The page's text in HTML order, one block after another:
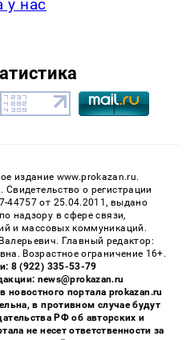
у нас
издание www.prokazan.ru.
о регистрации
от 25.04.2011, выдано
надзору в сфере связи,
и массовых коммуникаций.
Главный редактор:
Возрастное ограничение 16+.
8 (922) 335-53-79
news@prokazan.ru
новостного портала prokazan.ru
в противном случае будут
РФ об авторских и
не несет ответственности за